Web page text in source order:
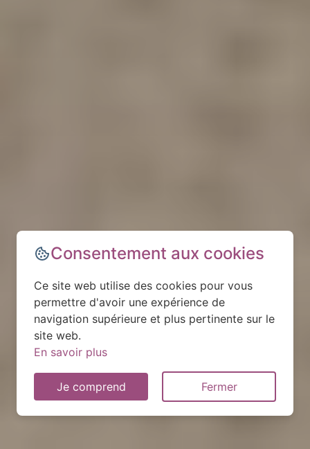
Consentement aux cookies
Ce site web utilise des cookies pour vous
permettre d'avoir une expérience de
navigation supérieure et plus pertinente sur le
site web.
En savoir plus
Je comprend Fermer